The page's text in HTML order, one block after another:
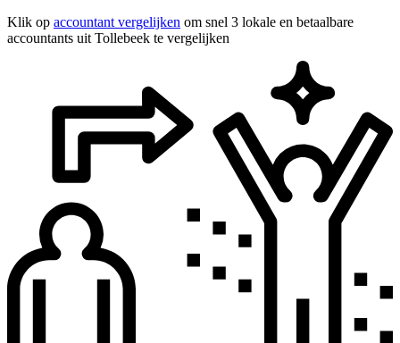
Klik op accountant vergelijken om snel 3 lokale en betaalbare
accountants uit Tollebeek te vergelijken